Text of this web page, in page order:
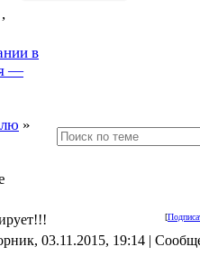
,
в
—
»
[
03.11.2015, 19:14 |